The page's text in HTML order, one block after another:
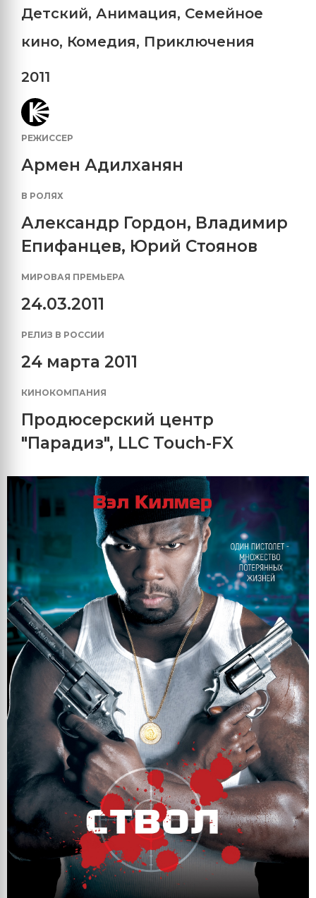
Детский, Анимация, Семейное
кино, Комедия, Приключения
2011
РЕЖИССЕР
Армен Адилханян
В РОЛЯХ
Александр Гордон, Владимир
Епифанцев, Юрий Стоянов
МИРОВАЯ ПРЕМЬЕРА
24.03.2011
РЕЛИЗ В РОССИИ
24 марта 2011
КИНОКОМПАНИЯ
Продюсерский центр
"Парадиз", LLC Touch-FX